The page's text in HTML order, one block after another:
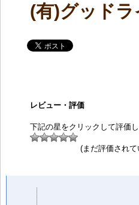
(有)グッド
レビュー・評価
下記の星をクリックして評価し
(まだ評価され